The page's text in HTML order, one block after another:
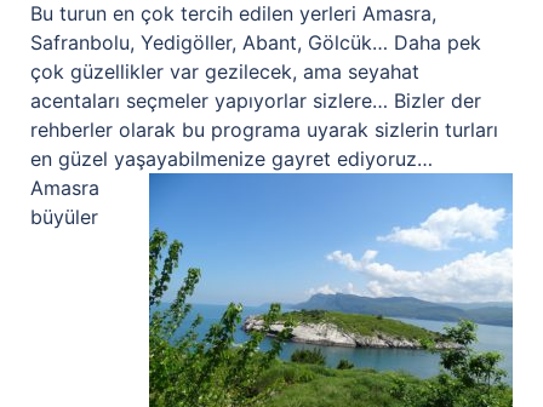
Bu turun en çok tercih edilen yerleri Amasra,
Safranbolu, Yedigöller, Abant, Gölcük… Daha pek
çok güzellikler var gezilecek, ama seyahat
acentaları seçmeler yapıyorlar sizlere… Bizler der
rehberler olarak bu programa uyarak sizlerin turları
en güzel yaşayabilmenize gayret ediyoruz…
Amasra
büyüler